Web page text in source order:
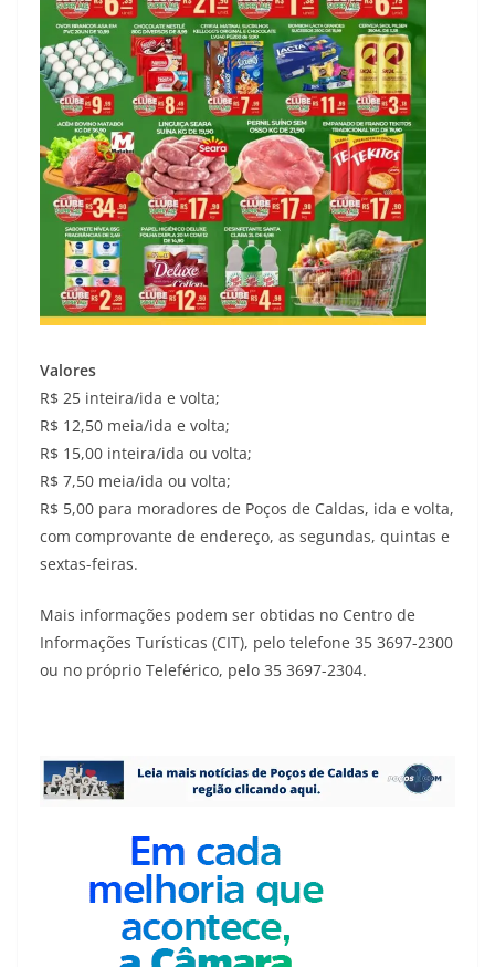
Valores
R$ 25 inteira/ida e volta;
R$ 12,50 meia/ida e volta;
R$ 15,00 inteira/ida ou volta;
R$ 7,50 meia/ida ou volta;
R$ 5,00 para moradores de Poços de Caldas, ida e volta,
com comprovante de endereço, as segundas, quintas e
sextas-feiras.
Mais informações podem ser obtidas no Centro de
Informações Turísticas (CIT), pelo telefone 35 3697-2300
ou no próprio Teleférico, pelo 35 3697-2304.